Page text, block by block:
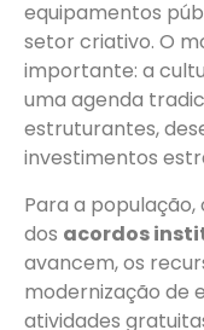
equipamentos
setor criativo. O
importante: a
uma agenda
estruturantes,
investimentos
Para a
dos acordos
avancem, os
modernização de
atividades